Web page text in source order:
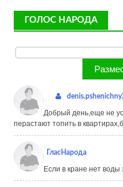
ГОЛОС НАРОДА
Добрый день,еще не
перастают топить в
ГласНарода
Если в кране нет